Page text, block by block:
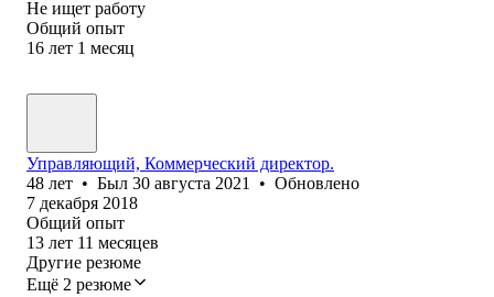
Не ищет работу
Общий опыт
16 лет 1 месяц
Управляющий, Коммерческий директор.
48 лет • Был 30 августа 2021 • Обновлено
7 декабря 2018
Общий опыт
13 лет 11 месяцев
Другие резюме
Ещё 2 резюме